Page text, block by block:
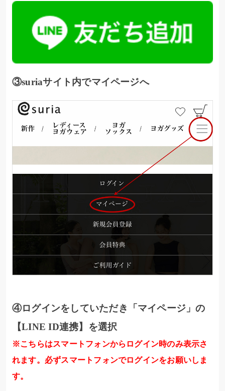
③suriaサイト内でマイページへ
④ログインをしていただき「マイページ」の
【LINE ID連携】を選択
※こちらはスマートフォンからログイン時のみ表示さ
れます。必ずスマートフォンでログインをお願いしま
す。